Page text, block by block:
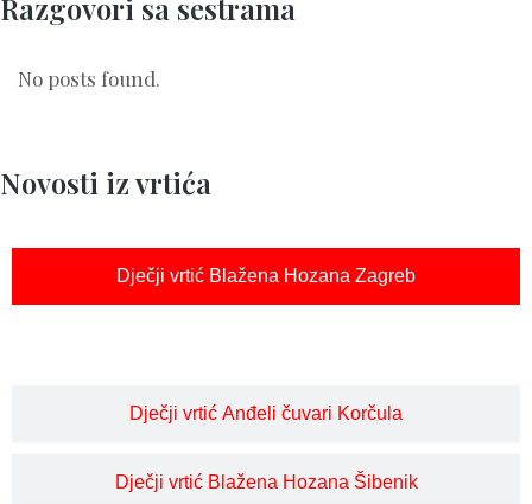
Razgovori sa sestrama
No posts found.
Novosti iz vrtića
Dječji vrtić Blažena Hozana Zagreb
Dječji vrtić Anđeli čuvari Korčula
Dječji vrtić Blažena Hozana Šibenik